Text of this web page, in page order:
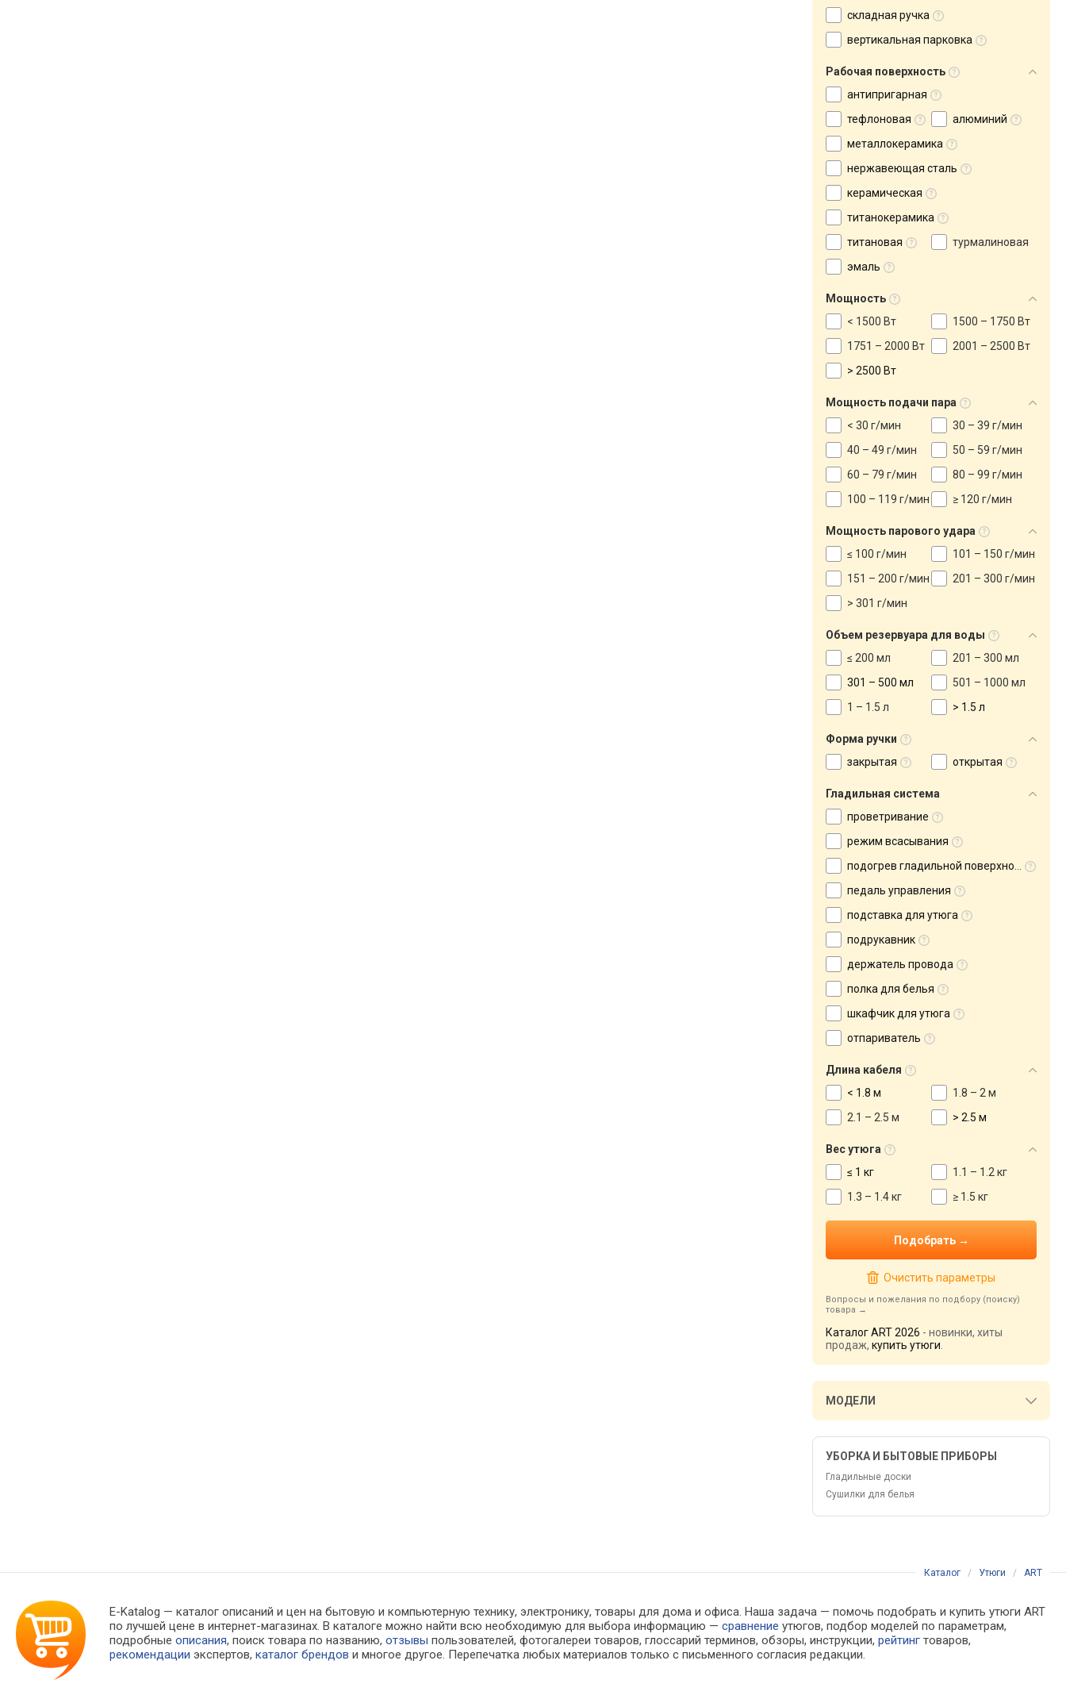
складная ручка
вертикальная парковка
Рабочая поверхность
антипригарная
тефлоновая
алюминий
металлокерамика
нержавеющая сталь
керамическая
титанокерамика
титановая
турмалиновая
эмаль
Мощность
< 1500 Вт
1500 – 1750 Вт
1751 – 2000 Вт
2001 – 2500 Вт
> 2500 Вт
Мощность подачи пара
< 30 г/мин
30 – 39 г/мин
40 – 49 г/мин
50 – 59 г/мин
60 – 79 г/мин
80 – 99 г/мин
100 – 119 г/мин
≥ 120 г/мин
Мощность парового удара
≤ 100 г/мин
101 – 150 г/мин
151 – 200 г/мин
201 – 300 г/мин
> 301 г/мин
Объем резервуара для воды
≤ 200 мл
201 – 300 мл
301 – 500 мл
501 – 1000 мл
1 – 1.5 л
> 1.5 л
Форма ручки
закрытая
открытая
Гладильная система
проветривание
режим всасывания
подогрев гладильной поверхности
педаль управления
подставка для утюга
подрукавник
держатель провода
полка для белья
шкафчик для утюга
отпариватель
Длина кабеля
< 1.8 м
1.8 – 2 м
2.1 – 2.5 м
> 2.5 м
Вес утюга
≤ 1 кг
1.1 – 1.2 кг
1.3 – 1.4 кг
≥ 1.5 кг
Очистить параметры
Вопросы и пожелания по подбору (поиску)
товара
Каталог ART 2026 - новинки, хиты
продаж, купить утюги
МОДЕЛИ
УБОРКА И БЫТОВЫЕ ПРИБОРЫ
Гладильные доски
Сушилки для белья
Каталог / Утюги / ART
E-Katalog — каталог описаний и цен на бытовую и компьютерную технику, электронику, товары для дома и офиса. Наша задача — помочь подобрать и купить утюги ART
по лучшей цене в интернет-магазинах. В каталоге можно найти всю необходимую для выбора информацию —сравнение утюгов, подбор моделей по параметрам,
подробныеописания, поиск товара по названию,отзывы пользователей, фотогалереи товаров, глоссарий терминов, обзоры, инструкции,рейтинг товаров,
рекомендации экспертов,каталог брендов и многое другое. Перепечатка любых материалов только с письменного согласия редакции.